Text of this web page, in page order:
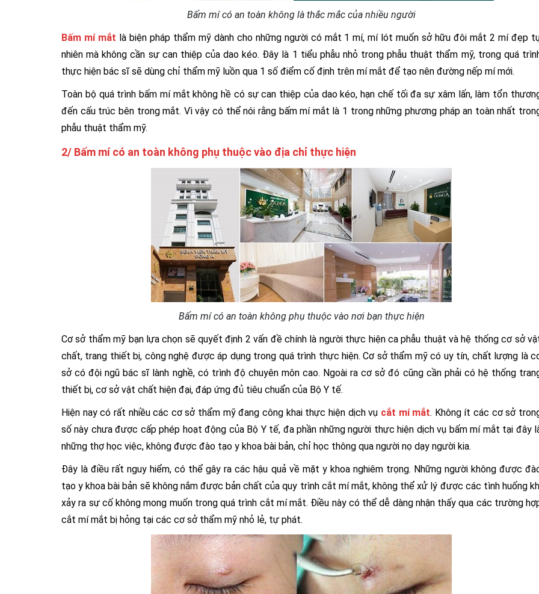
Bấm mí có an toàn không là thắc mắc của nhiều người
Bấm mí mắt là biện pháp thẩm mỹ dành cho những người có mắt 1 mí, mí lót muốn sở hữu đôi mắt 2 mí đẹp
nhiên mà không cần sự can thiệp của dao kéo. Đây là 1 tiểu phẫu nhỏ trong phẫu thuật thẩm mỹ, trong quá
thực hiện bác sĩ sẽ dùng chỉ thẩm mỹ luồn qua 1 số điểm cố định trên mí mắt để tạo nên đường nếp mí mới.
Toàn bộ quá trình bấm mí mắt không hề có sự can thiệp của dao kéo, hạn chế tối đa sự xâm lấn, làm tổn
đến cấu trúc bên trong mắt. Vì vậy có thể nói rằng bấm mí mắt là 1 trong những phương pháp an toàn nhất
phẫu thuật thẩm mỹ.
2/ Bấm mí có an toàn không phụ thuộc vào địa chỉ thực hiện
Bấm mí có an toàn không phụ thuộc vào nơi bạn thực hiện
Cơ sở thẩm mỹ bạn lựa chọn sẽ quyết định 2 vấn đề chính là người thực hiện ca phẫu thuật và hệ thống cơ sở
chất, trang thiết bị, công nghệ được áp dụng trong quá trình thực hiện. Cơ sở thẩm mỹ có uy tín, chất lượng là
sở có đội ngũ bác sĩ lành nghề, có trình độ chuyên môn cao. Ngoài ra cơ sở đó cũng cần phải có hệ thống
thiết bị, cơ sở vật chất hiện đại, đáp ứng đủ tiêu chuẩn của Bộ Y tế.
Hiện nay có rất nhiều các cơ sở thẩm mỹ đang công khai thực hiện dịch vụ cắt mí mắt. Không ít các cơ sở
số này chưa được cấp phép hoạt động của Bộ Y tế, đa phần những người thực hiện dịch vụ bấm mí mắt tại đây
những thợ học việc, không được đào tạo y khoa bài bản, chỉ học thông qua người nọ dạy người kia.
Đây là điều rất nguy hiểm, có thể gây ra các hậu quả về mặt y khoa nghiêm trọng. Những người không được
tạo y khoa bài bản sẽ không nắm được bản chất của quy trình cắt mí mắt, không thể xử lý được các tình huống
xảy ra sự cố không mong muốn trong quá trình cắt mí mắt. Điều này có thể dễ dàng nhận thấy qua các trường
cắt mí mắt bị hỏng tại các cơ sở thẩm mỹ nhỏ lẻ, tự phát.